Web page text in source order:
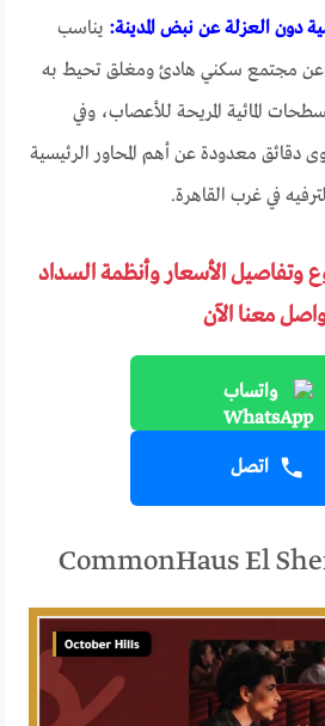
دون العزلة عن نبض المدينة: يناسب
عن مجتمع سكني هادئ ومغلق تحيط به
المائية المريحة للأعصاب، وفي
دقائق معدودة عن أهم المحاور الرئيسية
في غرب القاهرة.
وتفاصيل الأسعار وأنظمة السداد
معنا الآن
واتساب
اتصل